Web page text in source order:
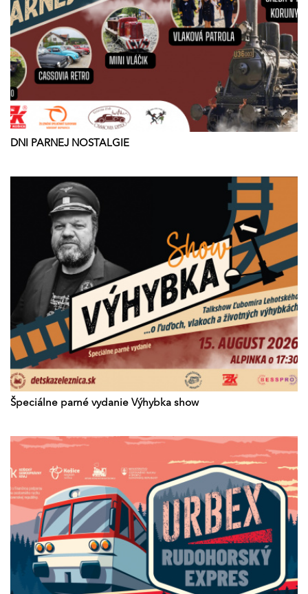
DNI PARNEJ NOSTALGIE
Špeciálne parné vydanie Výhybka show